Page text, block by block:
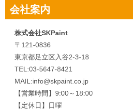
会社案内
株式会社SKPaint
〒121-0836
東京都足立区入谷2-3-18
TEL:03-5647-8421
MAIL:info@skpaint.co.jp
【営業時間】9:00～18:00
【定休日】日曜